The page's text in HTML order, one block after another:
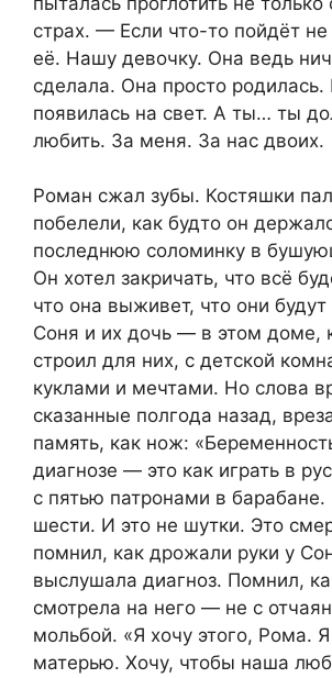
страх. — Если что-то пойдёт
её. Нашу девочку. Она ведь
сделала. Она просто родилась.
появилась на свет. А ты… ты
любить. За меня. За нас двоих.
Роман сжал зубы. Костяшки
побелели, как будто он
последнюю соломинку в
Он хотел закричать, что всё
что она выживет, что они
Соня и их дочь — в этом доме,
строил для них, с детской
куклами и мечтами. Но слова
сказанные полгода назад,
память, как нож:
диагнозе — это как играть в
с пятью патронами в
шести. И это не шутки. Это
помнил, как дрожали руки у
выслушала диагноз. Помнил,
смотрела на него — не с
мольбой. «Я хочу этого, Рома.
матерью. Хочу, чтобы наша